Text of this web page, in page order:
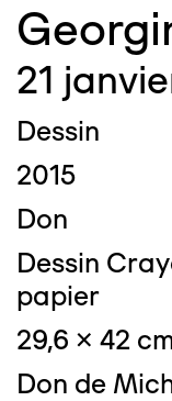
21
Dessin
2015
Don
Dessin
papier
29,6 x 42
Don de